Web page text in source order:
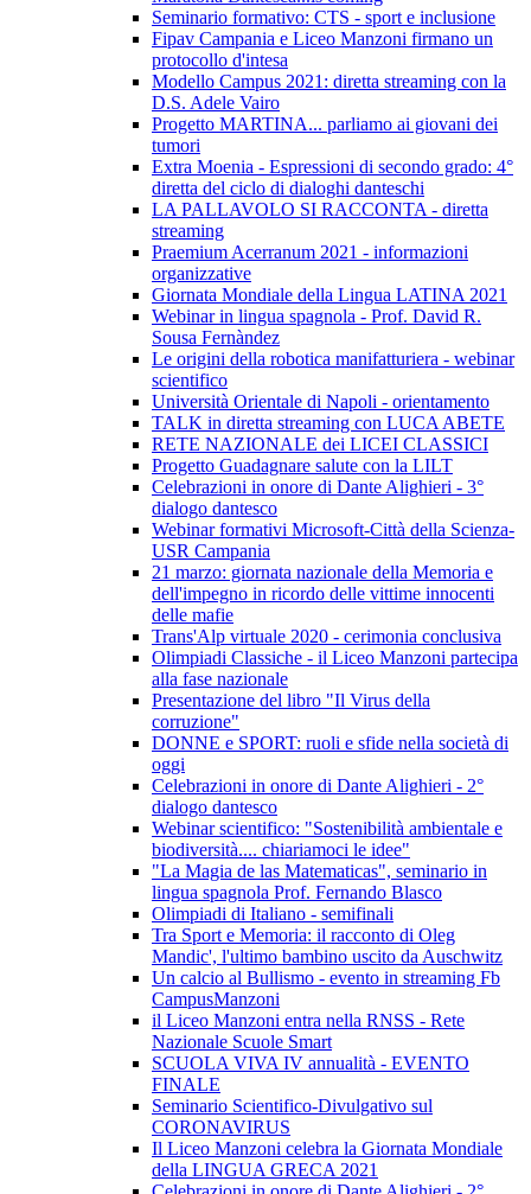
Seminario formativo: CTS - sport e inclusione
Fipav Campania e Liceo Manzoni firmano un
protocollo d'intesa
Modello Campus 2021: diretta streaming con la
D.S. Adele Vairo
Progetto MARTINA... parliamo ai giovani dei
tumori
Extra Moenia - Espressioni di secondo grado: 4°
diretta del ciclo di dialoghi danteschi
LA PALLAVOLO SI RACCONTA - diretta
streaming
Praemium Acerranum 2021 - informazioni
organizzative
Giornata Mondiale della Lingua LATINA 2021
Webinar in lingua spagnola - Prof. David R.
Sousa Fernàndez
Le origini della robotica manifatturiera - webinar
scientifico
Università Orientale di Napoli - orientamento
TALK in diretta streaming con LUCA ABETE
RETE NAZIONALE dei LICEI CLASSICI
Progetto Guadagnare salute con la LILT
Celebrazioni in onore di Dante Alighieri - 3°
dialogo dantesco
Webinar formativi Microsoft-Città della Scienza-
USR Campania
21 marzo: giornata nazionale della Memoria e
dell'impegno in ricordo delle vittime innocenti
delle mafie
Trans'Alp virtuale 2020 - cerimonia conclusiva
Olimpiadi Classiche - il Liceo Manzoni partecipa
alla fase nazionale
Presentazione del libro "Il Virus della
corruzione"
DONNE e SPORT: ruoli e sfide nella società di
oggi
Celebrazioni in onore di Dante Alighieri - 2°
dialogo dantesco
Webinar scientifico: "Sostenibilità ambientale e
biodiversità.... chiariamoci le idee"
"La Magia de las Matematicas", seminario in
lingua spagnola Prof. Fernando Blasco
Olimpiadi di Italiano - semifinali
Tra Sport e Memoria: il racconto di Oleg
Mandic', l'ultimo bambino uscito da Auschwitz
Un calcio al Bullismo - evento in streaming Fb
CampusManzoni
il Liceo Manzoni entra nella RNSS - Rete
Nazionale Scuole Smart
SCUOLA VIVA IV annualità - EVENTO
FINALE
Seminario Scientifico-Divulgativo sul
CORONAVIRUS
Il Liceo Manzoni celebra la Giornata Mondiale
della LINGUA GRECA 2021